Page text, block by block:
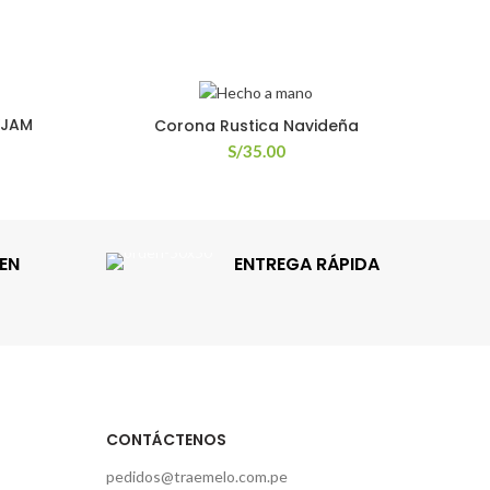
Corona Rustica Navideña
S/35.00
ENTREGA RÁPIDA
CONTÁCTENOS
pedidos@traemelo.com.pe